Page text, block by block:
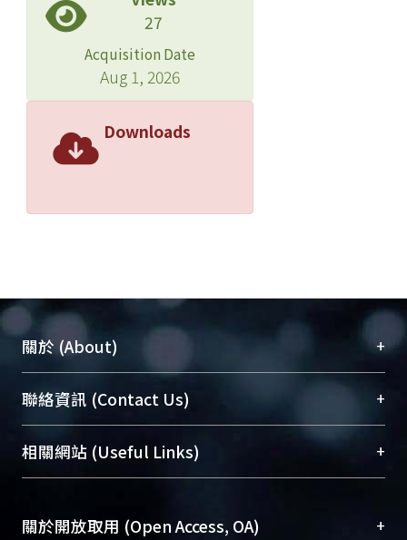
27
Acquisition Date
Aug 1, 2026
Downloads
關於 (About) +
臺大位居世界頂尖大學之列，為永久珍藏及向國際
展現本校豐碩的研究成果及學術能量，圖書館整合
機構典藏（NTUR）與學術庫（AH）不同功能平
台，成為臺大學術典藏NTU scholars。期能整合研
成果。
聯絡資訊 (Contact Us) +
總館學科館員(Main Library)
醫學圖書館學科館員(Medical Library)
Sciences Library)
相關網站 (Useful Links) +
關於開放取用 (Open Access, OA) +